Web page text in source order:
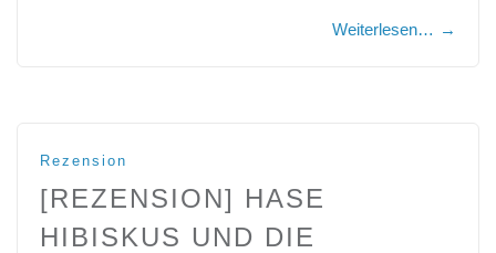
Weiterlesen… →
Rezension
[REZENSION] HASE
HIBISKUS UND DIE